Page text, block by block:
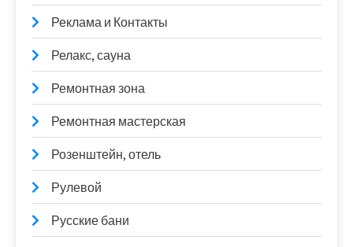
Реклама и Контакты
Релакс, сауна
Ремонтная зона
Ремонтная мастерская
Розенштейн, отель
Рулевой
Русские бани